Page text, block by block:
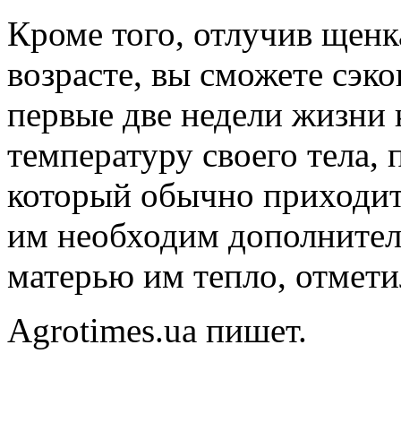
Кроме того, отлучив
возрасте, вы сможете
первые две недели жизни
температуру своего
который обычно
им необходим
матерью им тепло,
Agrotimes.ua пишет.